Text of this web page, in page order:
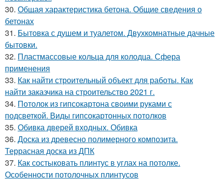
30. Общая характеристика бетона. Общие сведения о
бетонах
31. Бытовка с душем и туалетом. Двухкомнатные дачные
бытовки.
32. Пластмассовые кольца для колодца. Сфера
применения
33. Как найти строительный объект для работы. Как
найти заказчика на строительство 2021 г.
34. Потолок из гипсокартона своими руками с
подсветкой. Виды гипсокартонных потолков
35. Обивка дверей входных. Обивка
36. Доска из древесно полимерного композита.
Террасная доска из ДПК
37. Как состыковать плинтус в углах на потолке.
Особенности потолочных плинтусов